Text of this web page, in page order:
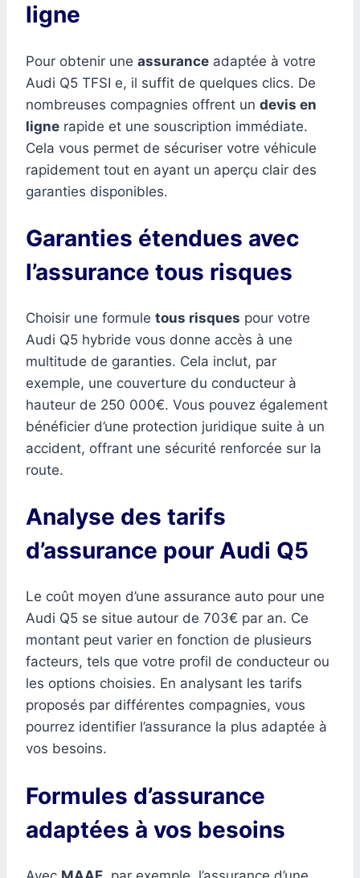
ligne
Pour obtenir une assurance adaptée à votre
Audi Q5 TFSI e, il suffit de quelques clics. De
nombreuses compagnies offrent un devis en
ligne rapide et une souscription immédiate.
Cela vous permet de sécuriser votre véhicule
rapidement tout en ayant un aperçu clair des
garanties disponibles.
Garanties étendues avec
l’assurance tous risques
Choisir une formule tous risques pour votre
Audi Q5 hybride vous donne accès à une
multitude de garanties. Cela inclut, par
exemple, une couverture du conducteur à
hauteur de 250 000€. Vous pouvez également
bénéficier d’une protection juridique suite à un
accident, offrant une sécurité renforcée sur la
route.
Analyse des tarifs
d’assurance pour Audi Q5
Le coût moyen d’une assurance auto pour une
Audi Q5 se situe autour de 703€ par an. Ce
montant peut varier en fonction de plusieurs
facteurs, tels que votre profil de conducteur ou
les options choisies. En analysant les tarifs
proposés par différentes compagnies, vous
pourrez identifier l’assurance la plus adaptée à
vos besoins.
Formules d’assurance
adaptées à vos besoins